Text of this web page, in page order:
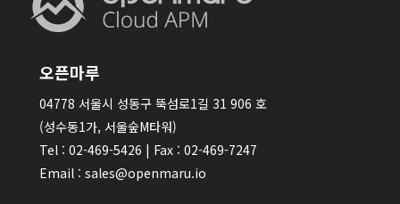
오픈마루
04778 서울시 성동구 뚝섬로1길 31 906 호
(성수동1가, 서울숲M타워)
Tel : 02-469-5426 | Fax : 02-469-7247
Email : sales@openmaru.io